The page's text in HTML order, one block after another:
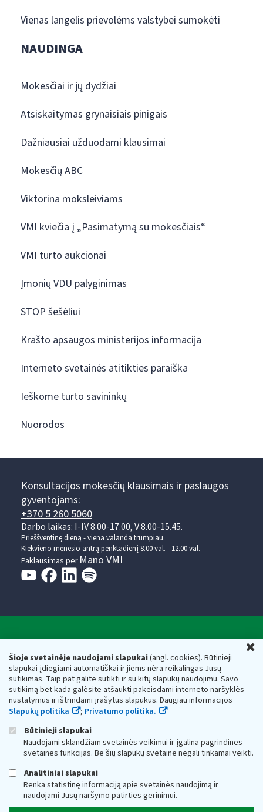
Šioje svetainėje naudojami slapukai(angl. cookies). Būtinieji
slapukai įdiegiami automatiškai ir jiems nėra reikalingas Jūsų
sutikimas. Taip pat galite sutikti ir su kitų slapukų naudojimu. Savo
sutikimą bet kada galėsite atšaukti pakeisdami interneto naršyklės
nustatymus ir ištrindami įrašytus slapukus. Daugiau informacijos
Slapukų politika
; Privatumo politika.
Būtinieji slapukai
Naudojami sklandžiam svetainės veikimui ir įgalina pagrindines
svetainės funkcijas. Be šių slapukų svetainė negali tinkamai veikti.
Analitiniai slapukai
Renka statistinę informaciją apie svetainės naudojimą ir
naudojami Jūsų naršymo patirties gerinimui.
Vienas langelis prievolėms valstybei sumokėti
NAUDINGA
Mokesčiai ir jų dydžiai
Atsiskaitymas grynaisiais pinigais
Dažniausiai užduodami klausimai
Mokesčių ABC
Viktorina moksleiviams
VMI kviečia į „Pasimatymą su mokesčiais“
VMI turto aukcionai
Įmonių VDU palyginimas
STOP šešėliui
Krašto apsaugos ministerijos informacija
Interneto svetainės atitikties paraiška
Ieškome turto savininkų
Nuorodos
Konsultacijos mokesčių klausimais ir paslaugos
gyventojams:
+370 5 260 5060
Darbo laikas: I-IV 8.00-17.00, V 8.00-15.45.
Prieššventinę dieną - viena valanda trumpiau.
Kiekvieno mėnesio antrą penktadienį 8.00 val. - 12.00 val.
Paklausimas per Mano VMI
Respublikos finansų ministerijos
Biudžetinė įstaiga. Juridinio asmens kodas — 188659752,
adresas: Vasario 16-osios g. 14, 01107 Vilnius, Lietuva, el.paštas:
vmi@vmi.lt, E. pristatymo dėžutės adresas 188659752
Duomenys apie Valstybinę mokesčių inspekciją prie Lietuvos
Respublikos finansų ministerijos kaupiami ir saugomi Juridinių